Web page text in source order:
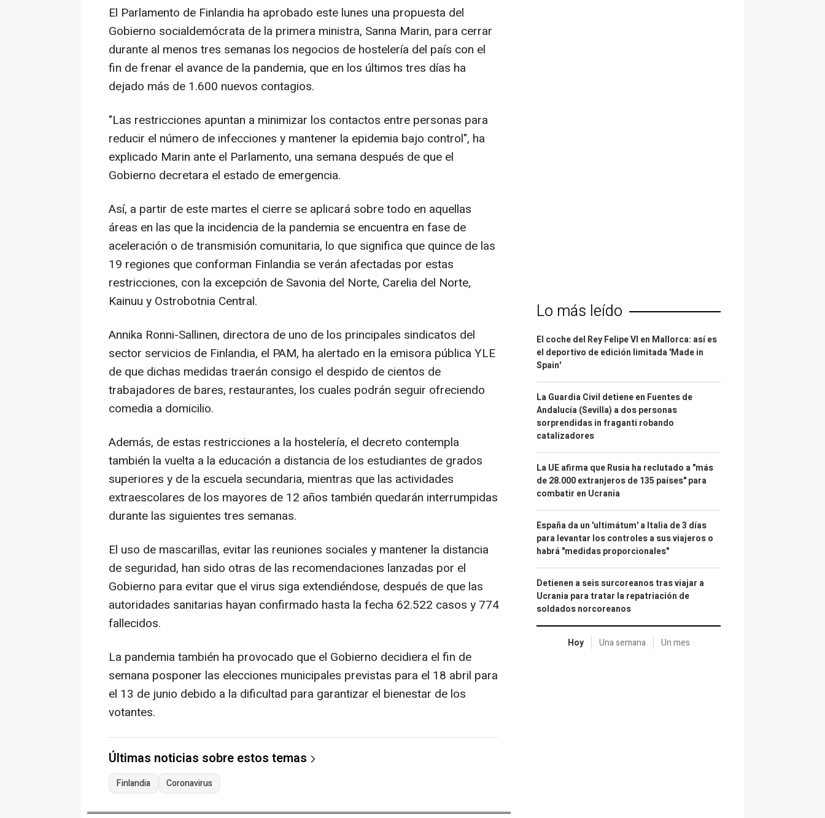
El Parlamento de Finlandia ha aprobado este lunes una propuesta del
Gobierno socialdemócrata de la primera ministra, Sanna Marin, para cerrar
durante al menos tres semanas los negocios de hostelería del país con el
fin de frenar el avance de la pandemia, que en los últimos tres días ha
dejado más de 1.600 nuevos contagios.
"Las restricciones apuntan a minimizar los contactos entre personas para
reducir el número de infecciones y mantener la epidemia bajo control", ha
explicado Marin ante el Parlamento, una semana después de que el
Gobierno decretara el estado de emergencia.
Así, a partir de este martes el cierre se aplicará sobre todo en aquellas
áreas en las que la incidencia de la pandemia se encuentra en fase de
aceleración o de transmisión comunitaria, lo que significa que quince de las
19 regiones que conforman Finlandia se verán afectadas por estas
restricciones, con la excepción de Savonia del Norte, Carelia del Norte,
Kainuu y Ostrobotnia Central.
Annika Ronni-Sallinen, directora de uno de los principales sindicatos del
sector servicios de Finlandia, el PAM, ha alertado en la emisora pública YLE
de que dichas medidas traerán consigo el despido de cientos de
trabajadores de bares, restaurantes, los cuales podrán seguir ofreciendo
comedia a domicilio.
Además, de estas restricciones a la hostelería, el decreto contempla
también la vuelta a la educación a distancia de los estudiantes de grados
superiores y de la escuela secundaria, mientras que las actividades
extraescolares de los mayores de 12 años también quedarán interrumpidas
durante las siguientes tres semanas.
El uso de mascarillas, evitar las reuniones sociales y mantener la distancia
de seguridad, han sido otras de las recomendaciones lanzadas por el
Gobierno para evitar que el virus siga extendiéndose, después de que las
autoridades sanitarias hayan confirmado hasta la fecha 62.522 casos y 774
fallecidos.
La pandemia también ha provocado que el Gobierno decidiera el fin de
semana posponer las elecciones municipales previstas para el 18 abril para
el 13 de junio debido a la dificultad para garantizar el bienestar de los
votantes.
Últimas noticias sobre estos temas
Finlandia Coronavirus
Lo más leído
El coche del Rey Felipe VI en Mallorca: así es
el deportivo de edición limitada 'Made in
Spain'
La Guardia Civil detiene en Fuentes de
Andalucía (Sevilla) a dos personas
sorprendidas in fraganti robando
catalizadores
La UE afirma que Rusia ha reclutado a "más
de 28.000 extranjeros de 135 países" para
combatir en Ucrania
España da un 'ultimátum' a Italia de 3 días
para levantar los controles a sus viajeros o
habrá "medidas proporcionales"
Detienen a seis surcoreanos tras viajar a
Ucrania para tratar la repatriación de
soldados norcoreanos
Hoy Una semana Un mes